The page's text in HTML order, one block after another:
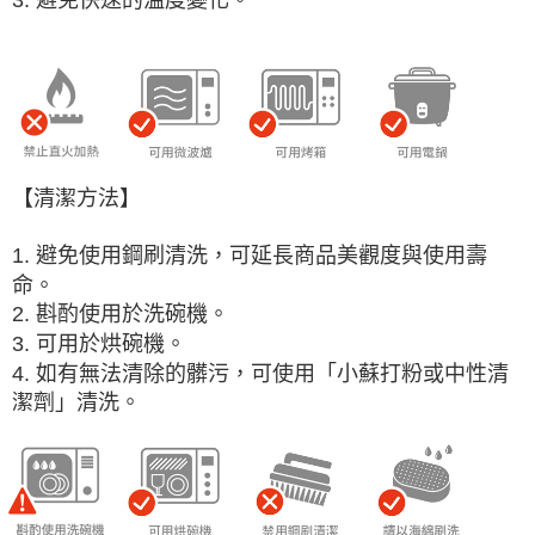
【清潔方法】
1. 避免使用鋼刷清洗，可延長商品美觀度與使用壽
命。
2. 斟酌使用於洗碗機。
3. 可用於烘碗機。
4. 如有無法清除的髒污，可使用「小蘇打粉或中性清
潔劑」清洗。